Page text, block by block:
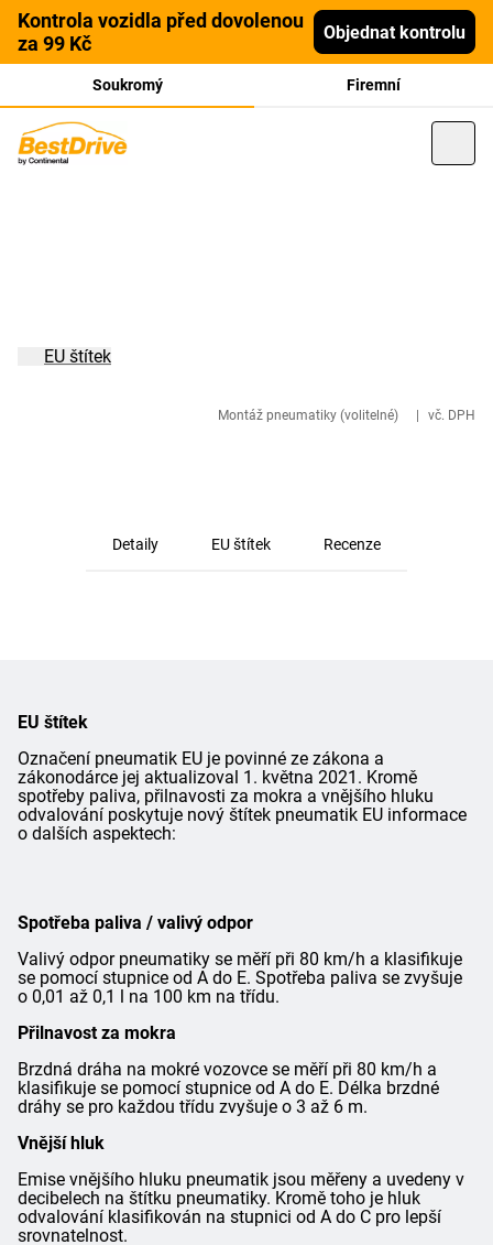
Kontrola vozidla před dovolenou
za 99 Kč
Objednat kontrolu
Soukromý Firemní
Montáž pneumatiky (volitelné) vč. DPH
EU štítek
Detaily EU štítek Recenze
EU štítek
Označení pneumatik EU je povinné ze zákona a
zákonodárce jej aktualizoval 1. května 2021. Kromě
spotřeby paliva, přilnavosti za mokra a vnějšího hluku
odvalování poskytuje nový štítek pneumatik EU informace
o dalších aspektech:
Spotřeba paliva / valivý odpor
Valivý odpor pneumatiky se měří při 80 km/h a klasifikuje
se pomocí stupnice od A do E. Spotřeba paliva se zvyšuje
o 0,01 až 0,1 l na 100 km na třídu.
Přilnavost za mokra
Brzdná dráha na mokré vozovce se měří při 80 km/h a
klasifikuje se pomocí stupnice od A do E. Délka brzdné
dráhy se pro každou třídu zvyšuje o 3 až 6 m.
Vnější hluk
Emise vnějšího hluku pneumatik jsou měřeny a uvedeny v
decibelech na štítku pneumatiky. Kromě toho je hluk
odvalování klasifikován na stupnici od A do C pro lepší
srovnatelnost.